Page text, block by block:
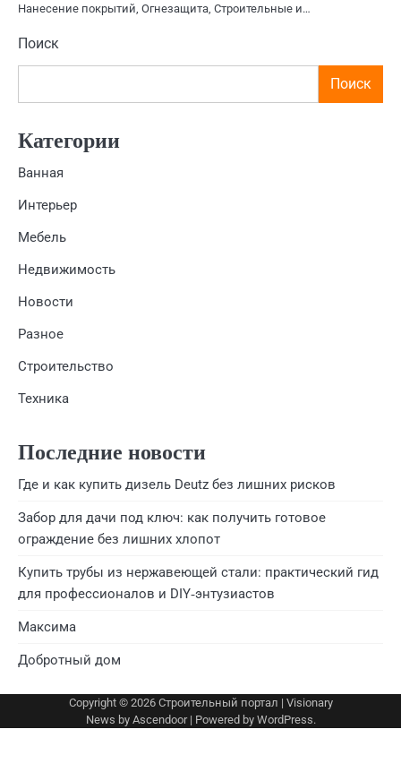
Нанесение покрытий, Огнезащита, Строительные и…
Поиск
Поиск
Категории
Ванная
Интерьер
Мебель
Недвижимость
Новости
Разное
Строительство
Техника
Последние новости
Где и как купить дизель Deutz без лишних рисков
Забор для дачи под ключ: как получить готовое
ограждение без лишних хлопот
Купить трубы из нержавеющей стали: практический гид
для профессионалов и DIY‑энтузиастов
Максима
Добротный дом
Copyright © 2026 Строительный портал | Visionary
News by Ascendoor| Powered by WordPress.